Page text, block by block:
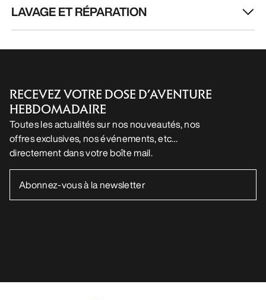
LAVAGE ET RÉPARATION
RECEVEZ VOTRE DOSE D’AVENTURE
HEBDOMADAIRE
Toutes les actualités sur nos nouveautés, nos
offres exclusives, nos événements, etc…
directement dans votre boîte mail.